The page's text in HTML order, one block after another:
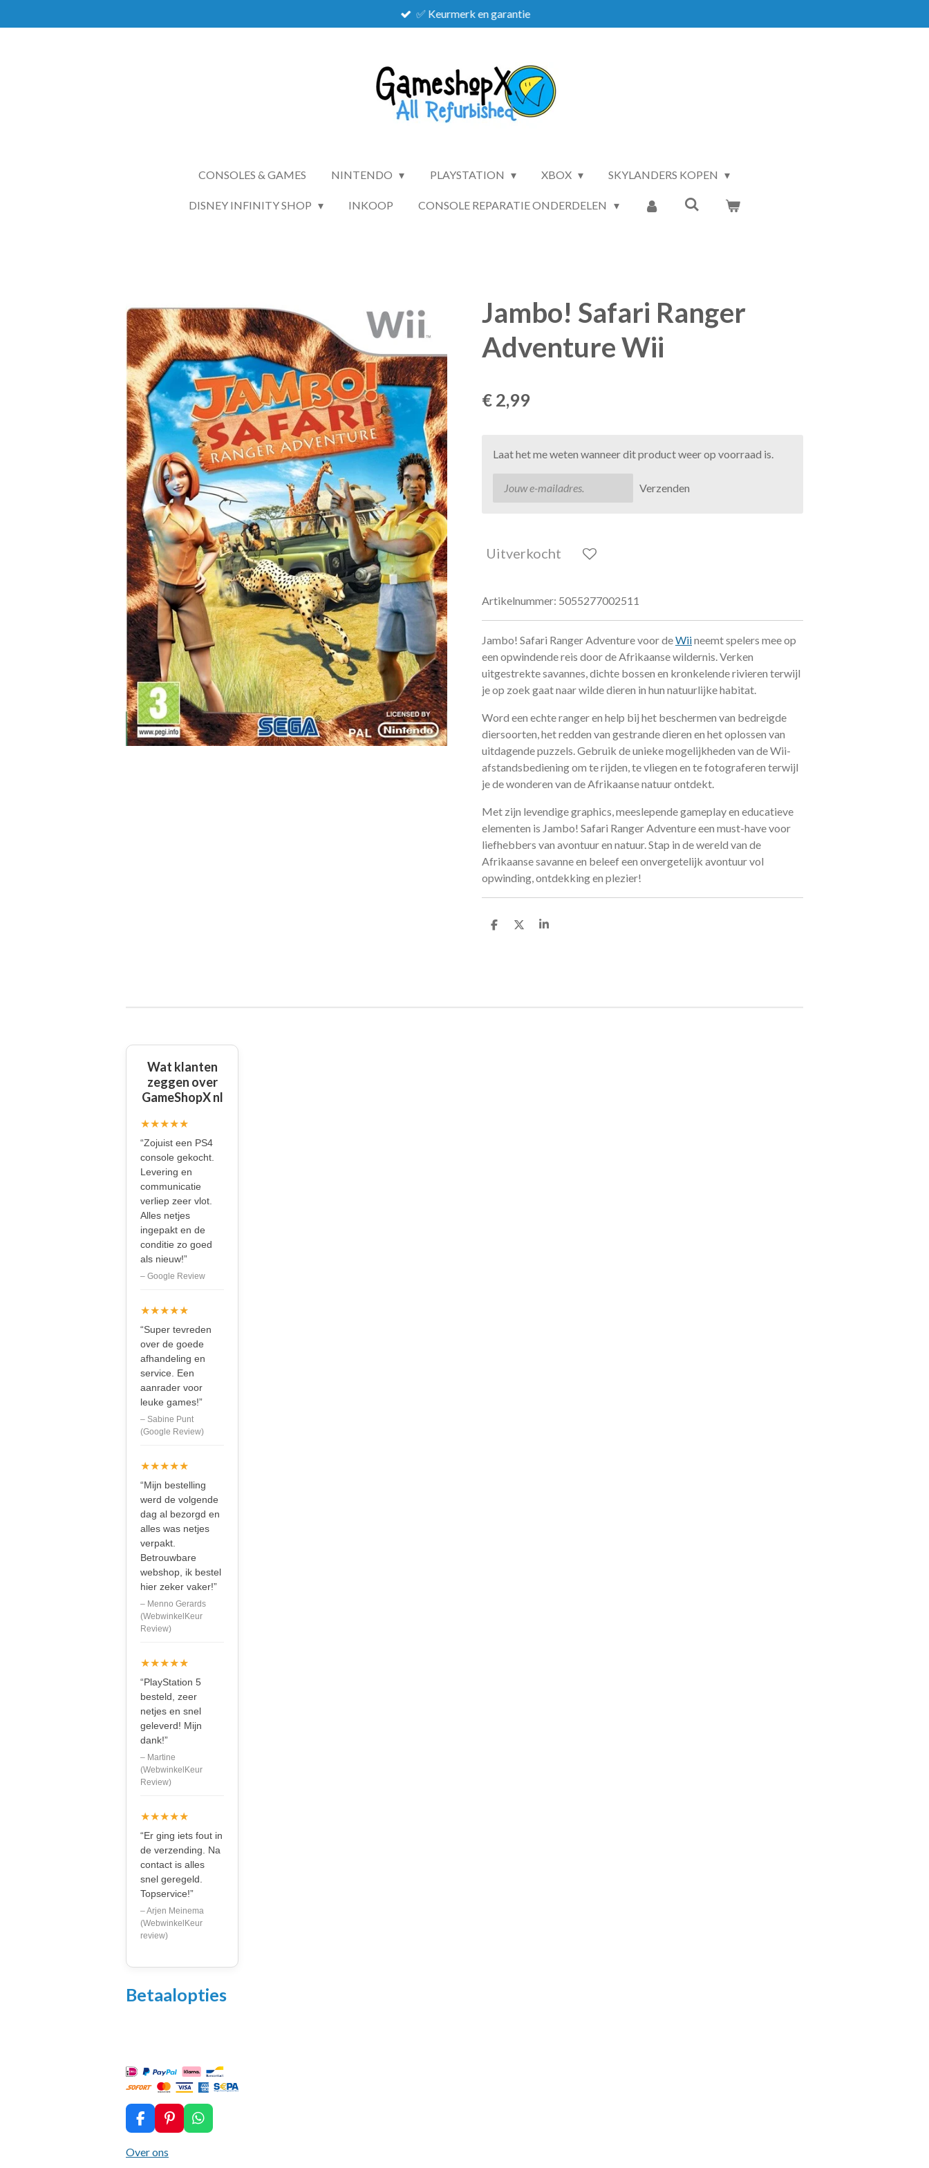
direct
✅ Keurmerk en garantie
CONSOLES & GAMES NINTENDO PLAYSTATION XBOX SKYLANDERS KOPEN
DISNEY INFINITY SHOP INKOOP CONSOLE REPARATIE ONDERDELEN
Jambo! Safari Ranger
Adventure Wii
€ 2,99
Laat het me weten wanneer dit product weer op voorraad is.
Verzenden
Uitverkocht
Artikelnummer: 5055277002511
Jambo! Safari Ranger Adventure voor deWiineemt spelers mee op
een opwindende reis door de Afrikaanse wildernis. Verken
uitgestrekte savannes, dichte bossen en kronkelende rivieren terwijl
je op zoek gaat naar wilde dieren in hun natuurlijke habitat.
Word een echte ranger en help bij het beschermen van bedreigde
diersoorten, het redden van gestrande dieren en het oplossen van
uitdagende puzzels. Gebruik de unieke mogelijkheden van de Wii-
afstandsbediening om te rijden, te vliegen en te fotograferen terwijl
je de wonderen van de Afrikaanse natuur ontdekt.
Met zijn levendige graphics, meeslepende gameplay en educatieve
elementen is Jambo! Safari Ranger Adventure een must-have voor
liefhebbers van avontuur en natuur. Stap in de wereld van de
Afrikaanse savanne en beleef een onvergetelijk avontuur vol
opwinding, ontdekking en plezier!
D
D
S
Wat klanten
zeggen over
GameShopX nl
★★★★★
“Zojuist een PS4
console gekocht.
Levering en
communicatie
verliep zeer vlot.
Alles netjes
ingepakt en de
conditie zo goed
als nieuw!”
– Google Review
★★★★★
“Super tevreden
over de goede
afhandeling en
service. Een
aanrader voor
leuke games!”
– Sabine Punt
(Google Review)
★★★★★
“Mijn bestelling
werd de volgende
dag al bezorgd en
alles was netjes
verpakt.
Betrouwbare
webshop, ik bestel
hier zeker vaker!”
– Menno Gerards
(WebwinkelKeur
Review)
★★★★★
“PlayStation 5
besteld, zeer
netjes en snel
geleverd! Mijn
dank!”
– Martine
(WebwinkelKeur
Review)
★★★★★
“Er ging iets fout in
de verzending. Na
contact is alles
snel geregeld.
Topservice!”
– Arjen Meinema
(WebwinkelKeur
review)
Betaalopties
F
a
c
P
i
W
h
Over ons